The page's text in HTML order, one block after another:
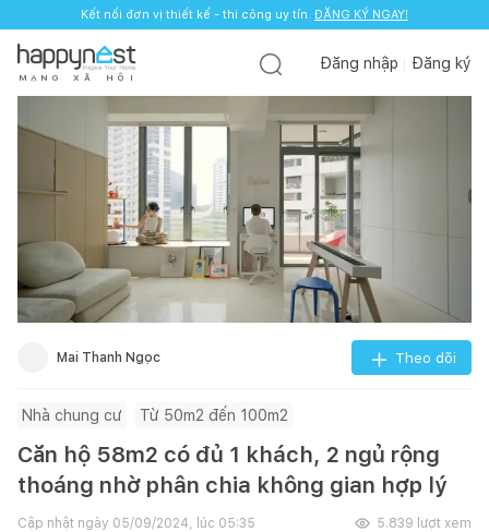
Kết nối đơn vị thiết kế - thi công uy tín. ĐĂNG KÝ NGAY!
M Ạ N G X Ã H Ộ I
Đăng nhập Đăng ký
Mai Thanh Ngọc Theo dõi
Nhà chung cư Từ 50m2 đến 100m2
Căn hộ 58m2 có đủ 1 khách, 2 ngủ rộng
thoáng nhờ phân chia không gian hợp lý
Cập nhật ngày 05/09/2024, lúc 05:35 5.839 lượt xem